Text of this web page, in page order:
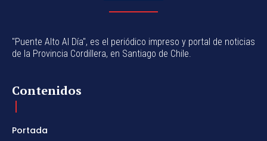
"Puente Alto Al Día", es el periódico impreso y portal de noticias
de la Provincia Cordillera, en Santiago de Chile.
Contenidos
Portada